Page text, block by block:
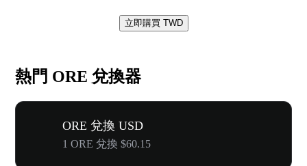
立即購買 TWD
熱門 ORE 兌換器
ORE 兌換 USD
1 ORE 兌換 $60.15